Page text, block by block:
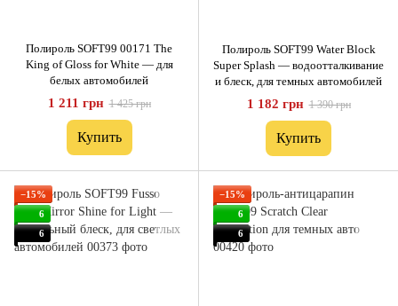
Полироль SOFT99 00171 The
King of Gloss for White — для
белых автомобилей
1 211 грн 1 425 грн
Купить
Полироль SOFT99 Water Block
Super Splash — водоотталкивание
и блеск, для темных автомобилей
1 182 грн 1 390 грн
Купить
−15%
6
6
−15%
6
6